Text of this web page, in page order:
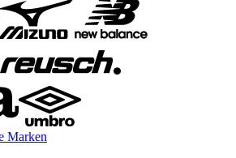
Marken